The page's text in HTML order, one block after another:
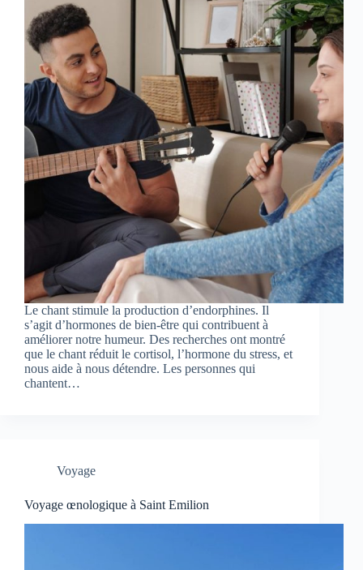
Le chant stimule la production d’endorphines. Il
s’agit d’hormones de bien-être qui contribuent à
améliorer notre humeur. Des recherches ont montré
que le chant réduit le cortisol, l’hormone du stress, et
nous aide à nous détendre. Les personnes qui
chantent…
Voyage
Voyage œnologique à Saint Emilion